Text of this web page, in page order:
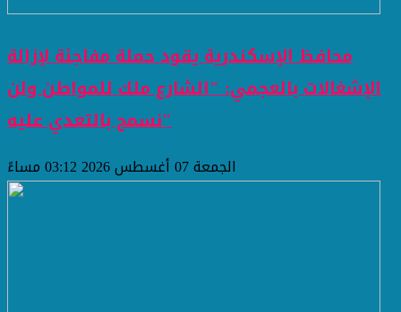
محافظ الإسكندرية يقود حملة مفاجئة لإزالة
الإشغالات بالعجمي: "الشارع ملك للمواطن ولن
نسمح بالتعدي عليه"
الجمعة 07 أغسطس 2026 03:12 مساءً